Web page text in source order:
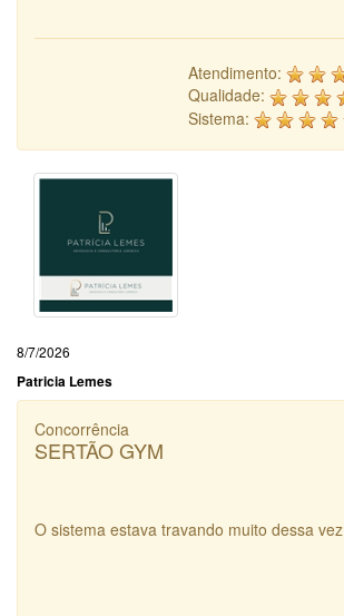
Atendimento:
Qualidade:
Sistema:
8/7/2026
Patricia Lemes
Concorrência
SERTÃO GYM
O sistema estava travando muito dessa vez